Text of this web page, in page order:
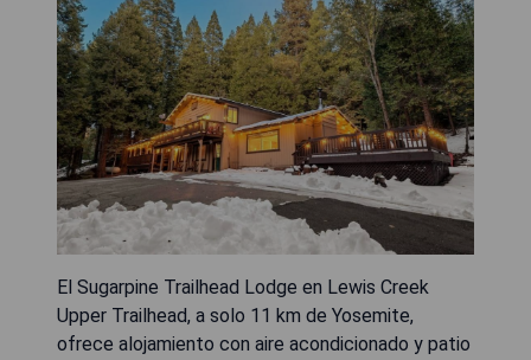
El Sugarpine Trailhead Lodge en Lewis Creek
Upper Trailhead, a solo 11 km de Yosemite,
ofrece alojamiento con aire acondicionado y patio